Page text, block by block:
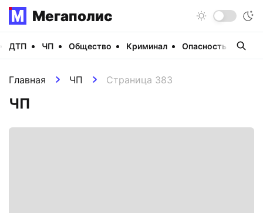
Мегаполис
ДТП ЧП Общество Криминал Опасность
Главная ЧП Страница 383
ЧП